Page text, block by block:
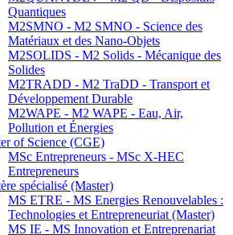
Quantiques
M2SMNO - M2 SMNO - Science des
Matériaux et des Nano-Objets
M2SOLIDS - M2 Solids - Mécanique des
Solides
M2TRADD - M2 TraDD - Transport et
Développement Durable
M2WAPE - M2 WAPE - Eau, Air,
Pollution et Énergies
of Science (CGE)
MSc Entrepreneurs - MSc X-HEC
Entrepreneurs
spécialisé (Master)
MS ETRE - MS Energies Renouvelables :
Technologies et Entrepreneuriat (Master)
MS IE - MS Innovation et Entreprenariat